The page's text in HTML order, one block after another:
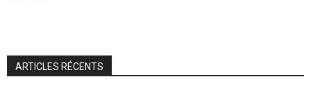
ARTICLES RÉCENTS